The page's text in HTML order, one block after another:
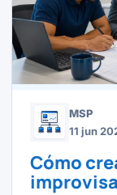
MSP
11 jun
Cómo